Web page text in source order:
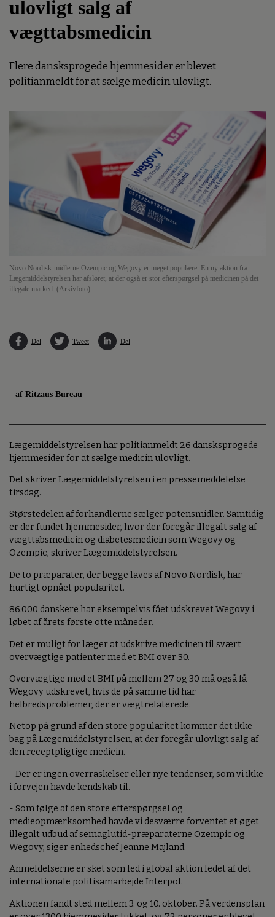
ulovligt salg af
vægttabsmedicin
Flere dansksprogede hjemmesider er blevet
politianmeldt for at sælge medicin ulovligt.
Novo Nordisk-midlerne Ozempic og Wegovy er meget populære. En ny aktion fra
Lægemiddelstyrelsen har afsløret, at der også er stor efterspørgsel på medicinen på det
illegale marked. (Arkivfoto).
Del Tweet Del
af Ritzaus Bureau
Lægemiddelstyrelsen har politianmeldt 26 dansksprogede
hjemmesider for at sælge medicin ulovligt.
Det skriver Lægemiddelstyrelsen i en pressemeddelelse
tirsdag.
Størstedelen af forhandlerne sælger potensmidler. Samtidig
er der fundet hjemmesider, hvor der foregår illegalt salg af
vægttabsmedicin og diabetesmedicin som Wegovy og
Ozempic, skriver Lægemiddelstyrelsen.
De to præparater, der begge laves af Novo Nordisk, har
hurtigt opnået popularitet.
86.000 danskere har eksempelvis fået udskrevet Wegovy i
løbet af årets første otte måneder.
Det er muligt for læger at udskrive medicinen til svært
overvægtige patienter med et BMI over 30.
Overvægtige med et BMI på mellem 27 og 30 må også få
Wegovy udskrevet, hvis de på samme tid har
helbredsproblemer, der er vægtrelaterede.
Netop på grund af den store popularitet kommer det ikke
bag på Lægemiddelstyrelsen, at der foregår ulovligt salg af
den receptpligtige medicin.
- Der er ingen overraskelser eller nye tendenser, som vi ikke
i forvejen havde kendskab til.
- Som følge af den store efterspørgsel og
medieopmærksomhed havde vi desværre forventet et øget
illegalt udbud af semaglutid-præparaterne Ozempic og
Wegovy, siger enhedschef Jeanne Majland.
Anmeldelserne er sket som led i global aktion ledet af det
internationale politisamarbejde Interpol.
Aktionen fandt sted mellem 3. og 10. oktober. På verdensplan